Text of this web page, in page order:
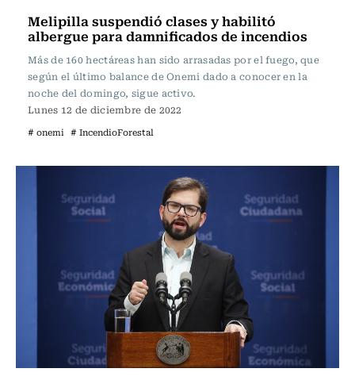
Melipilla suspendió clases y habilitó
albergue para damnificados de incendios
Más de 160 hectáreas han sido arrasadas por el fuego, que
según el último balance de Onemi dado a conocer en la
noche del domingo, sigue activo.
Lunes 12 de diciembre de 2022
# onemi # IncendioForestal